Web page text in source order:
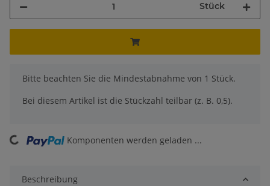
Stück
x
Bitte beachten Sie die Mindestabnahme von 1 Stück.
Bei diesem Artikel ist die Stückzahl teilbar (z. B. 0,5).
Komponenten werden geladen ...
Beschreibung